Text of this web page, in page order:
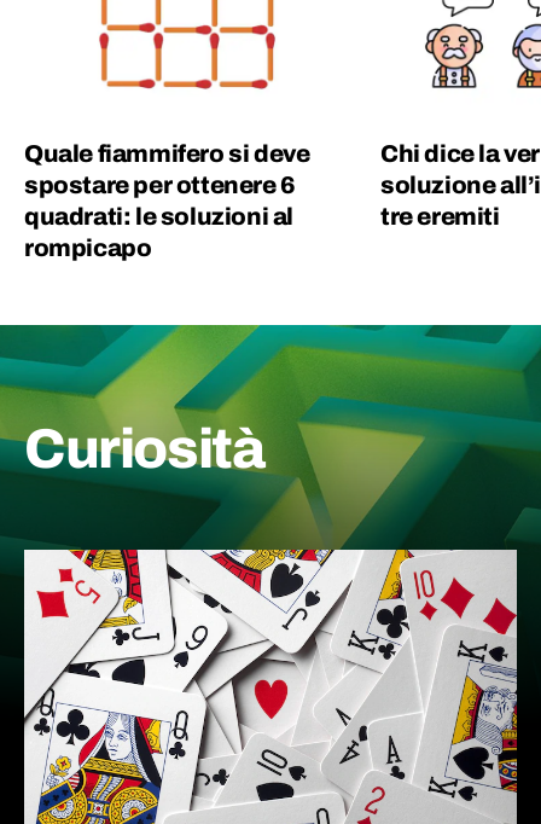
Quale fiammifero si deve
spostare per ottenere 6
quadrati: le soluzioni al
rompicapo
Chi dice la
soluzione
tre eremiti
Curiosità